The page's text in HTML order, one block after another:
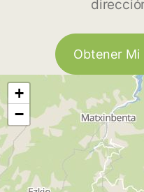
Obtener Mi
+
−